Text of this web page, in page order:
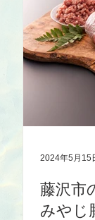
藤沢市
みやじ
2024年5月15